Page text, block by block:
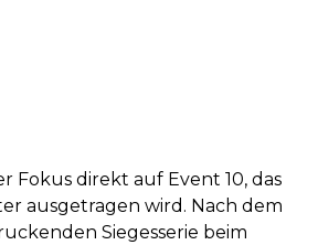
Fokus direkt auf Event 10, das
ausgetragen wird. Nach dem
Siegesserie beim